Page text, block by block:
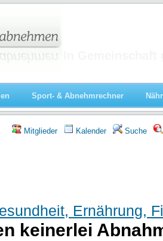
Sport- & Abnehmrechner
Mitglieder Kalender Suche
Ernährung,
keinerlei